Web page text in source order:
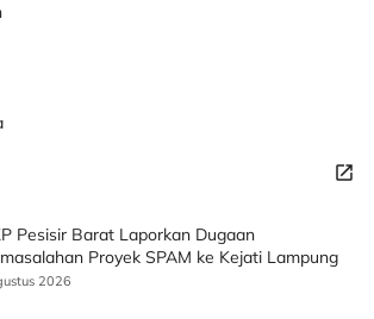
Pesisir Barat Laporkan Dugaan
Proyek SPAM ke Kejati Lampung
2026